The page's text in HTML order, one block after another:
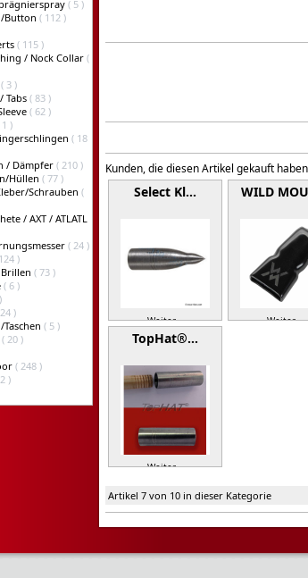
( 5 )
Button ( 112 )
( 115 )
/ Nock Collar(
( 3 )
Tabs ( 83 )
( 62 )
1 )
( 18
/ Dämpfer( 210 )
Hüllen ( 77 )
Schrauben (
/ AXT / ATLATL
( 24 )
)
( 73 )
( 6 )
)
( 5 )
( 20 )
( 248 )
)
Kunden, die diesen Artikel gekauft
Select Kl…
Weiter »
WILD
Weiter »
TopHat®…
Weiter »
Artikel 7 von 10 in dieser Kategorie